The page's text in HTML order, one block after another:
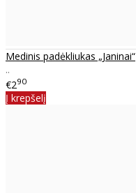
Medinis padėkliukas „Janinai“
..
€290
Į krepšelį